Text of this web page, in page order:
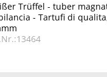
Trüffel - tuber
- Tartufi di